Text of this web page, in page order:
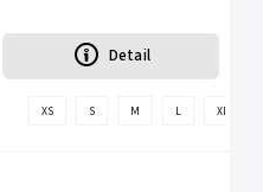
3XL
ďalšie
Detail
XS S M L XL